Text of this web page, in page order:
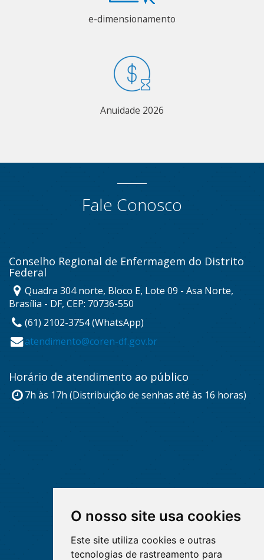
O nosso site usa cookies
Este site utiliza cookies e outras
tecnologias de rastreamento para
e-dimensionamento
Anuidade 2026
Fale Conosco
Conselho Regional de Enfermagem do Distrito
Federal
Quadra 304 norte, Bloco E, Lote 09 - Asa Norte,
Brasília - DF, CEP: 70736-550
(61) 2102-3754 (WhatsApp)
atendimento@coren-df.gov.br
Horário de atendimento ao público
7h às 17h (Distribuição de senhas até às 16 horas)